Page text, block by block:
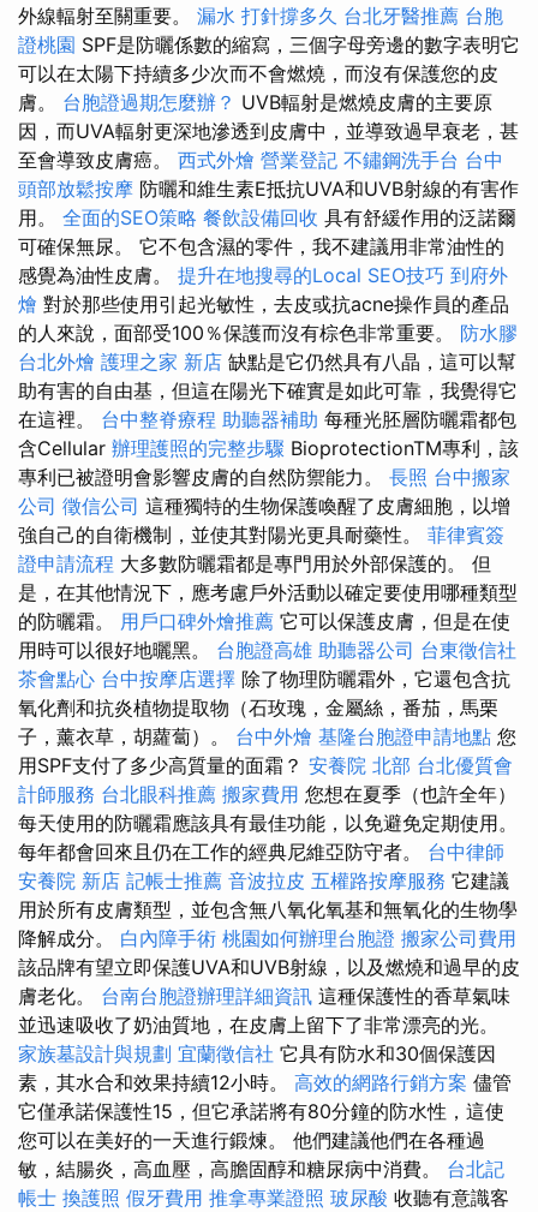
外線輻射至關重要。 漏水 打針撐多久 台北牙醫推薦 台胞
證桃園 SPF是防曬係數的縮寫，三個字母旁邊的數字表明它
可以在太陽下持續多少次而不會燃燒，而沒有保護您的皮
膚。 台胞證過期怎麼辦？ UVB輻射是燃燒皮膚的主要原
因，而UVA輻射更深地滲透到皮膚中，並導致過早衰老，甚
至會導致皮膚癌。 西式外燴 營業登記 不鏽鋼洗手台 台中
頭部放鬆按摩 防曬和維生素E抵抗UVA和UVB射線的有害作
用。 全面的SEO策略 餐飲設備回收 具有舒緩作用的泛諾爾
可確保無尿。 它不包含濕的零件，我不建議用非常油性的
感覺為油性皮膚。 提升在地搜尋的Local SEO技巧 到府外
燴 對於那些使用引起光敏性，去皮或抗acne操作員的產品
的人來說，面部受100％保護而沒有棕色非常重要。 防水膠
台北外燴 護理之家 新店 缺點是它仍然具有八晶，這可以幫
助有害的自由基，但這在陽光下確實是如此可靠，我覺得它
在這裡。 台中整脊療程 助聽器補助 每種光胚層防曬霜都包
含Cellular 辦理護照的完整步驟 BioprotectionTM專利，該
專利已被證明會影響皮膚的自然防禦能力。 長照 台中搬家
公司 徵信公司 這種獨特的生物保護喚醒了皮膚細胞，以增
強自己的自衛機制，並使其對陽光更具耐藥性。 菲律賓簽
證申請流程 大多數防曬霜都是專門用於外部保護的。 但
是，在其他情況下，應考慮戶外活動以確定要使用哪種類型
的防曬霜。 用戶口碑外燴推薦 它可以保護皮膚，但是在使
用時可以很好地曬黑。 台胞證高雄 助聽器公司 台東徵信社
茶會點心 台中按摩店選擇 除了物理防曬霜外，它還包含抗
氧化劑和抗炎植物提取物（石玫瑰，金屬絲，番茄，馬栗
子，薰衣草，胡蘿蔔）。 台中外燴 基隆台胞證申請地點 您
用SPF支付了多少高質量的面霜？ 安養院 北部 台北優質會
計師服務 台北眼科推薦 搬家費用 您想在夏季（也許全年）
每天使用的防曬霜應該具有最佳功能，以免避免定期使用。
每年都會回來且仍在工作的經典尼維亞防守者。 台中律師
安養院 新店 記帳士推薦 音波拉皮 五權路按摩服務 它建議
用於所有皮膚類型，並包含無八氧化氧基和無氧化的生物學
降解成分。 白內障手術 桃園如何辦理台胞證 搬家公司費用
該品牌有望立即保護UVA和UVB射線，以及燃燒和過早的皮
膚老化。 台南台胞證辦理詳細資訊 這種保護性的香草氣味
並迅速吸收了奶油質地，在皮膚上留下了非常漂亮的光。
家族墓設計與規劃 宜蘭徵信社 它具有防水和30個保護因
素，其水合和效果持續12小時。 高效的網路行銷方案 儘管
它僅承諾保護性15，但它承諾將有80分鐘的防水性，這使
您可以在美好的一天進行鍛煉。 他們建議他們在各種過
敏，結腸炎，高血壓，高膽固醇和糖尿病中消費。 台北記
帳士 換護照 假牙費用 推拿專業證照 玻尿酸 收聽有意識客